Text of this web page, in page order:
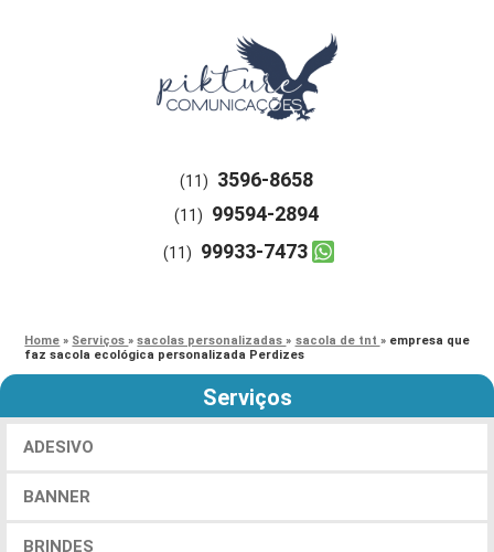
(11) 3596-8658
(11) 99594-2894
(11) 99933-7473
Home » Serviços»sacolas personalizadas» sacola de tnt » empresa que
faz sacola ecológica personalizada Perdizes
Serviços
ADESIVO
BANNER
BRINDES